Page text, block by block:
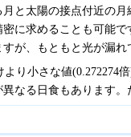
と太陽の接点付近の
に求めることも可能で
が、もともと光が漏
り小さな値(0.272274
なる日食もあります。